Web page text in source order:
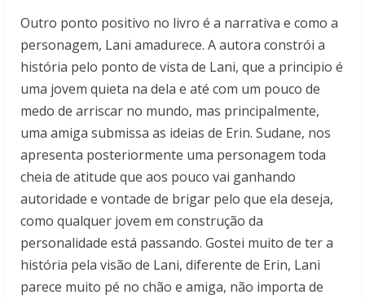
Outro ponto positivo no livro é a narrativa e como a
personagem, Lani amadurece. A autora constrói a
história pelo ponto de vista de Lani, que a principio é
uma jovem quieta na dela e até com um pouco de
medo de arriscar no mundo, mas principalmente,
uma amiga submissa as ideias de Erin. Sudane, nos
apresenta posteriormente uma personagem toda
cheia de atitude que aos pouco vai ganhando
autoridade e vontade de brigar pelo que ela deseja,
como qualquer jovem em construção da
personalidade está passando. Gostei muito de ter a
história pela visão de Lani, diferente de Erin, Lani
parece muito pé no chão e amiga, não importa de